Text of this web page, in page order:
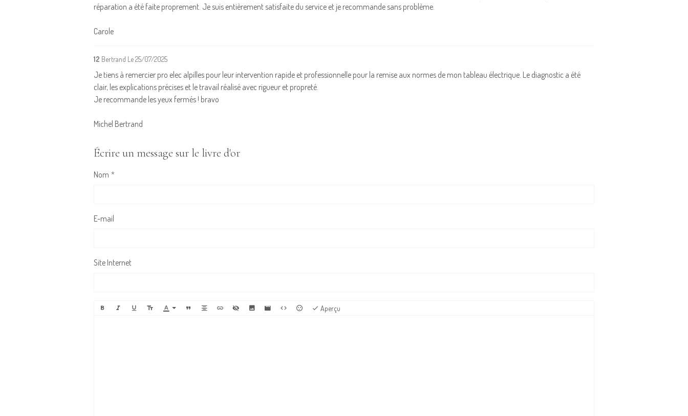
réparation a été faite proprement. Je suis entièrement satisfaite du service et je recommande sans problème.
Carole
12 Bertrand Le 25/07/2025
Je tiens à remercier pro elec alpilles pour leur intervention rapide et professionnelle pour la remise aux normes de mon tableau électrique. Le diagnostic a été
clair, les explications précises et le travail réalisé avec rigueur et propreté.
Je recommande les yeux fermés ! bravo
Michel Bertrand
Écrire un message sur le livre d'or
Nom
E-mail
Site Internet
Aperçu